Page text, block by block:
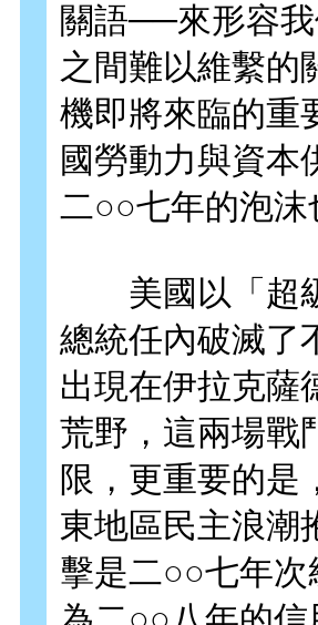
關語──來形容
之間難以維繫的
機即將來臨的重
國勞動力與資本
二○○七年的泡
美國以「超級
總統任內破滅了
出現在伊拉克薩
荒野，這兩場戰
限，更重要的是
東地區民主浪潮
擊是二○○七年